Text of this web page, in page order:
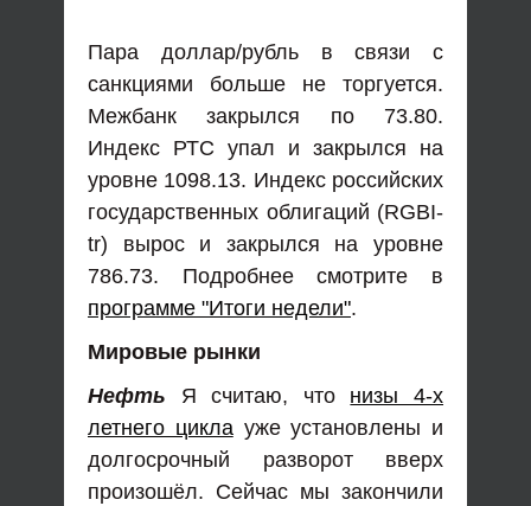
Пара доллар/рубль в связи с
санкциями больше не торгуется.
Межбанк закрылся по 73.80.
Индекс РТС упал и закрылся на
уровне 1098.13. Индекс российских
государственных облигаций (RGBI-
tr) вырос и закрылся на уровне
786.73. Подробнее смотрите в
программе "Итоги недели".
Мировые рынки
Нефть Я считаю, что низы 4-х
летнего циклауже установлены и
долгосрочный разворот вверх
произошёл. Сейчас мы закончили